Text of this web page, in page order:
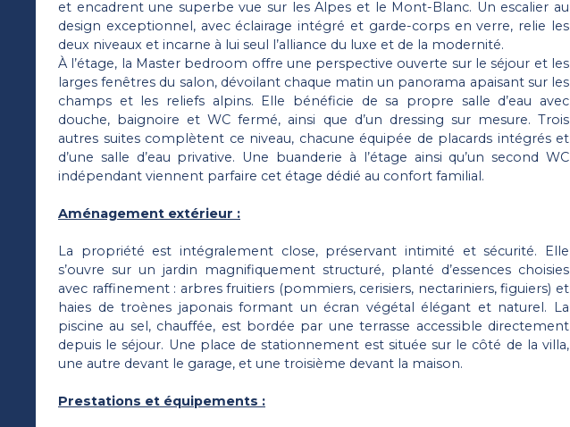
et encadrent une superbe vue sur les Alpes et le Mont-Blanc. Un escalier au
design exceptionnel, avec éclairage intégré et garde-corps en verre, relie les
deux niveaux et incarne à lui seul l’alliance du luxe et de la modernité.
À l’étage, la Master bedroom offre une perspective ouverte sur le séjour et les
larges fenêtres du salon, dévoilant chaque matin un panorama apaisant sur les
champs et les reliefs alpins. Elle bénéficie de sa propre salle d’eau avec
douche, baignoire et WC fermé, ainsi que d’un dressing sur mesure. Trois
autres suites complètent ce niveau, chacune équipée de placards intégrés et
d’une salle d’eau privative. Une buanderie à l’étage ainsi qu’un second WC
indépendant viennent parfaire cet étage dédié au confort familial.
Aménagement extérieur :
La propriété est intégralement close, préservant intimité et sécurité. Elle
s’ouvre sur un jardin magnifiquement structuré, planté d’essences choisies
avec raffinement : arbres fruitiers (pommiers, cerisiers, nectariniers, figuiers) et
haies de troènes japonais formant un écran végétal élégant et naturel. La
piscine au sel, chauffée, est bordée par une terrasse accessible directement
depuis le séjour. Une place de stationnement est située sur le côté de la villa,
une autre devant le garage, et une troisième devant la maison.
Prestations et équipements :